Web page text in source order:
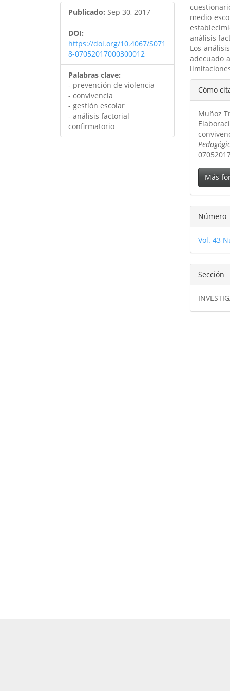
Publicado: Sep 30, 2017
DOI:
https://doi.org/10.4067/S071
8-07052017000300012
Palabras clave:
- prevención de violencia
- convivencia
- gestión escolar
- análisis factorial
confirmatorio
medio
análisis
Los
adecuado
del
Cómo
Muñoz
Más
Número
Vol. 43
Sección